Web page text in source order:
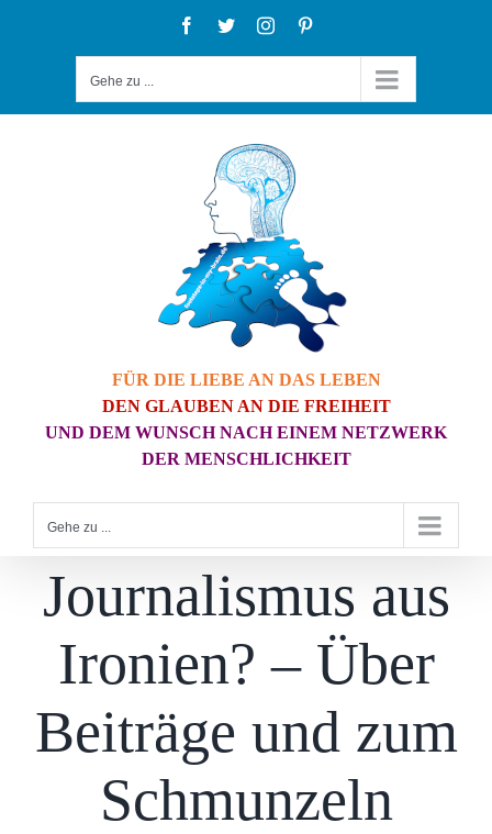
Facebook
TwitterInstagram
Gehe zu ...
FÜR DIE LIEBE AN DAS LEBEN
DEN GLAUBEN AN DIE FREIHEIT
UND DEM WUNSCH NACH EINEM NETZWERK
DER MENSCHLICHKEIT
Gehe zu ...
Journalismus aus
Ironien? – Über
Beiträge und zum
Schmunzeln